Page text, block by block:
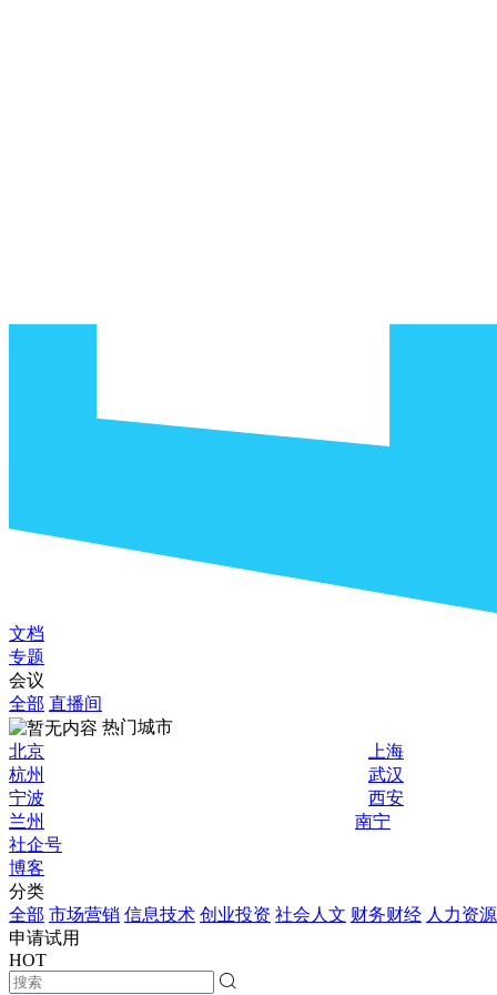
文档
专题
会议
全部 直播间
热门城市
北京
上海
杭州
武汉
宁波
西安
兰州
南宁
社企号
博客
分类
全部 市场营销 信息技术 创业投资 社会人文 财务财经 人力资源
申请试用
HOT